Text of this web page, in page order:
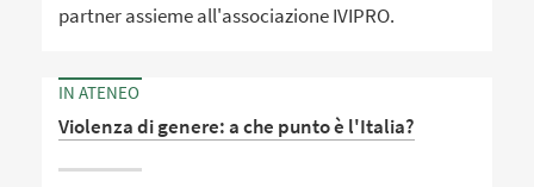
partner assieme all'associazione IVIPRO.
IN ATENEO
Violenza di genere: a che punto è l'Italia?